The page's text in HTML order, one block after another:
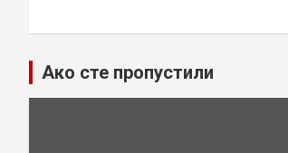
Ако сте пропустили